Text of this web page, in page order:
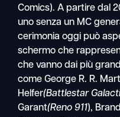
Comics). A partire dal
uno senza un MC
cerimonia oggi può
schermo che
che vanno dai più
come George R. R.
Helfer(Battlestar
Garant(Reno 911),